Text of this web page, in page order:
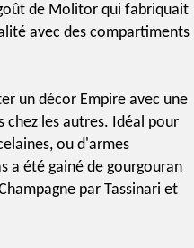
de Molitor qui fabriquait
avec des compartiments
un décor Empire avec une
chez les autres. Idéal pour
ou d'armes
a été gainé de gourgouran
par Tassinari et